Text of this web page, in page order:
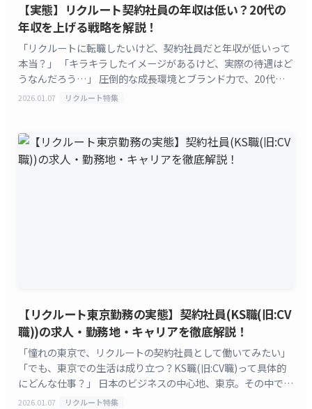
【実態】リクルート契約社員の年収は低い？20代の
年収を上げる戦略を解説！
「リクルートに転職したいけど、契約社員だと年収が低いって
本当？」 「キラキラしたイメージがあるけど、実際の待遇はど
うなんだろう…」 圧倒的な成長環境とブランド力で、20代の
転職先として常に高い人気を誇る株式会社リクルート
2026.01.07 リクルート特集
【リクルート東京勤務の実態】契約社員(KS職(旧:CV
職))の求人・勤務地・キャリアを徹底解説！
「憧れの東京で、リクルートの契約社員として働いてみたい」
「でも、東京での生活は成り立つ？KS職(旧:CV職)って具体的
にどんな仕事？」 日本のビジネスの中心地、東京。その中でも
特に大きな存在感を放つ株式会社リクルートの [&hellip;]
2026.01.07 リクルート特集